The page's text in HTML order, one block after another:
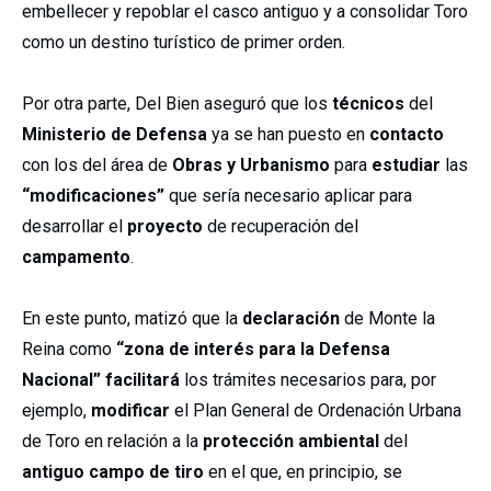
embellecer y repoblar el casco antiguo y a consolidar Toro
como un destino turístico de primer orden.
Por otra parte, Del Bien aseguró que los técnicos del
Ministerio de Defensa ya se han puesto en contacto
con los del área de Obras y Urbanismo para estudiar las
“modificaciones” que sería necesario aplicar para
desarrollar el proyecto de recuperación del
campamento.
En este punto, matizó que la declaración de Monte la
Reina como “zona de interés para la Defensa
Nacional” facilitará los trámites necesarios para, por
ejemplo, modificar el Plan General de Ordenación Urbana
de Toro en relación a la protección ambiental del
antiguo campo de tiro en el que, en principio, se